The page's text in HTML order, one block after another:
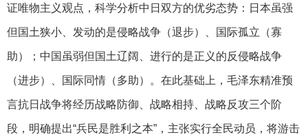
证唯物主义观点，科学分析中日双方的优劣态势：日本虽强
但国土狭小、发动的是侵略战争（退步）、国际孤立（寡
助）；中国虽弱但国土辽阔、进行的是正义的反侵略战争
（进步）、国际同情（多助）。在此基础上，毛泽东精准预
言抗日战争将经历战略防御、战略相持、战略反攻三个阶
段，明确提出“兵民是胜利之本”，主张实行全民动员，将游击